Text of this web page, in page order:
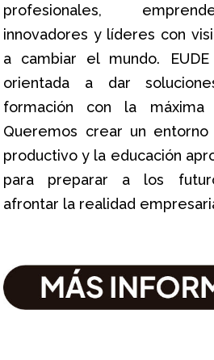
profesionales,
innovadores y líderes con
a cambiar el mundo.
orientada a dar
formación con la máxima
Queremos crear un
productivo y la educación
para preparar a los
afrontar la realidad